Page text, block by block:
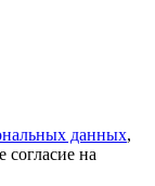
данных,
согласие на